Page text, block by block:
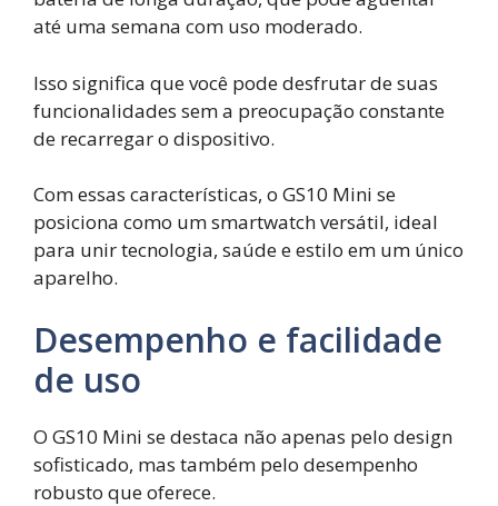
até uma semana com uso moderado.
Isso significa que você pode desfrutar de suas
funcionalidades sem a preocupação constante
de recarregar o dispositivo.
Com essas características, o GS10 Mini se
posiciona como um smartwatch versátil, ideal
para unir tecnologia, saúde e estilo em um único
aparelho.
Desempenho e facilidade
de uso
O GS10 Mini se destaca não apenas pelo design
sofisticado, mas também pelo desempenho
robusto que oferece.